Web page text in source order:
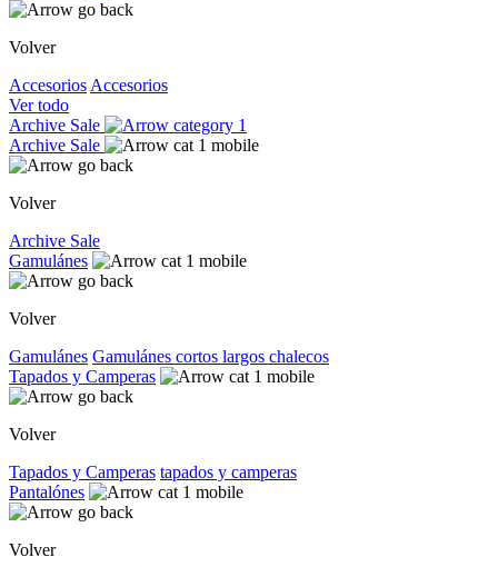
Volver
Accesorios Accesorios
Ver todo
Archive Sale
Archive Sale
Volver
Archive Sale
Gamulánes
Volver
Gamulánes Gamulánes cortos largos chalecos
Tapados y Camperas
Volver
Tapados y Camperas tapados y camperas
Pantalónes
Volver